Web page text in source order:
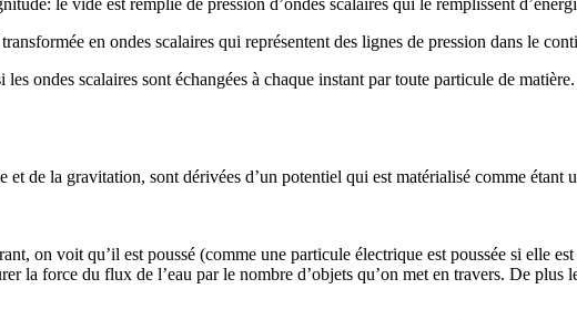
en ondes scalaires qui représentent des lignes de pression dans le
ondes scalaires sont échangées à chaque instant par toute particule de
de la gravitation, sont dérivées d’un potentiel qui est matérialisé comme étant
on voit qu’il est poussé (comme une particule électrique est poussée si elle
la force du flux de l’eau par le nombre d’objets qu’on met en travers. De plus